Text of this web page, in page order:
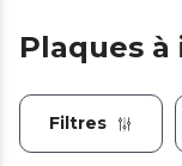
Plaques
Filtres